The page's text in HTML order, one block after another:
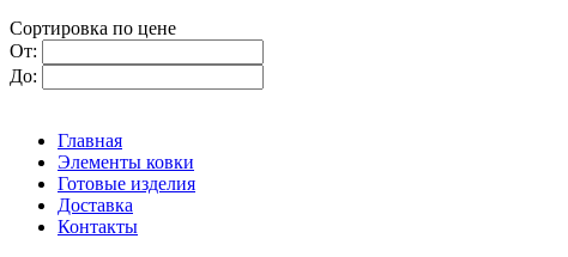
Сортировка по цене
От:
До:
Главная
Элементы ковки
Готовые изделия
Доставка
Контакты